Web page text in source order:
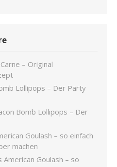
– Original
Lollipops – Der Party
Bomb Lollipops – Der
Goulash – so einfach
machen
American Goulash – so